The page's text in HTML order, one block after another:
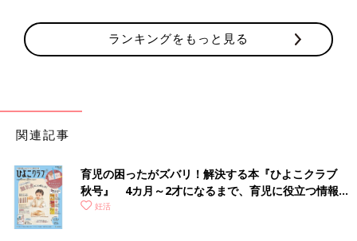
ランキングをもっと見る
関連記事
育児の困ったがズバリ！解決する本『ひよこクラブ
秋号』 4カ月～2才になるまで、育児に役立つ情報が
いっぱい！
妊活